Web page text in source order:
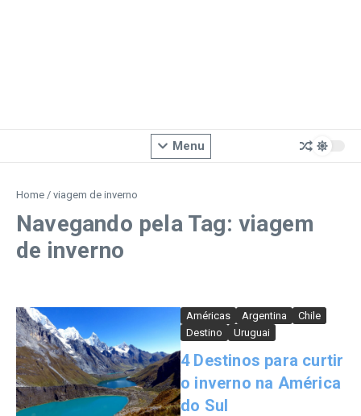
Menu
Home / viagem de inverno
Navegando pela Tag: viagem
de inverno
Américas Argentina
Chile
Destino
Uruguai
4 Destinos para curtir
o inverno na América
do Sul